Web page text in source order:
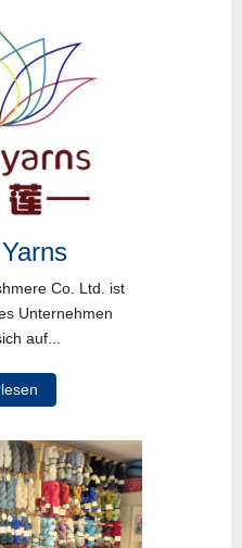
Co. Ltd. ist
Unternehmen
auf...